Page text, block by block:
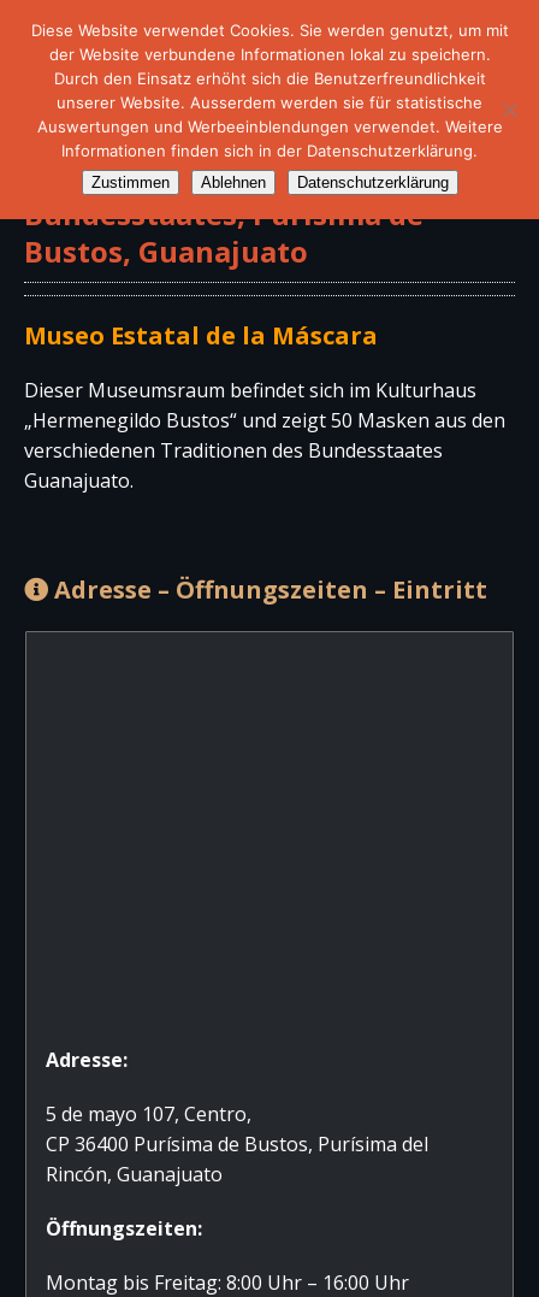
Maskenmuseum des
Bundesstaates, Purísima de
Bustos, Guanajuato
Museo Estatal de la Máscara
Dieser Museumsraum befindet sich im Kulturhaus
„Hermenegildo Bustos“ und zeigt 50 Masken aus den
verschiedenen Traditionen des Bundesstaates
Guanajuato.
Adresse – Öffnungszeiten – Eintritt
Adresse:
5 de mayo 107, Centro,
CP 36400 Purísima de Bustos, Purísima del
Rincón, Guanajuato
Öffnungszeiten:
Montag bis Freitag: 8:00 Uhr – 16:00 Uhr
Diese Website verwendet Cookies. Sie werden genutzt, um mit
der Website verbundene Informationen lokal zu speichern.
Durch den Einsatz erhöht sich die Benutzerfreundlichkeit
unserer Website. Ausserdem werden sie für statistische
Auswertungen und Werbeeinblendungen verwendet. Weitere
Informationen finden sich in der Datenschutzerklärung.
Zustimmen Ablehnen Datenschutzerklärung